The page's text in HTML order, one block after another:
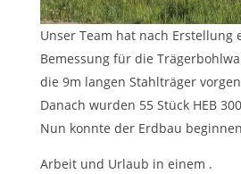
Unser Team hat nach Erstellung
Bemessung für die
die 9m langen Stahlträger
Danach wurden 55 Stück HEB
Nun konnte der Erdbau
Arbeit und Urlaub in einem .